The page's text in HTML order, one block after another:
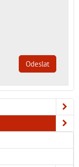
Odeslat